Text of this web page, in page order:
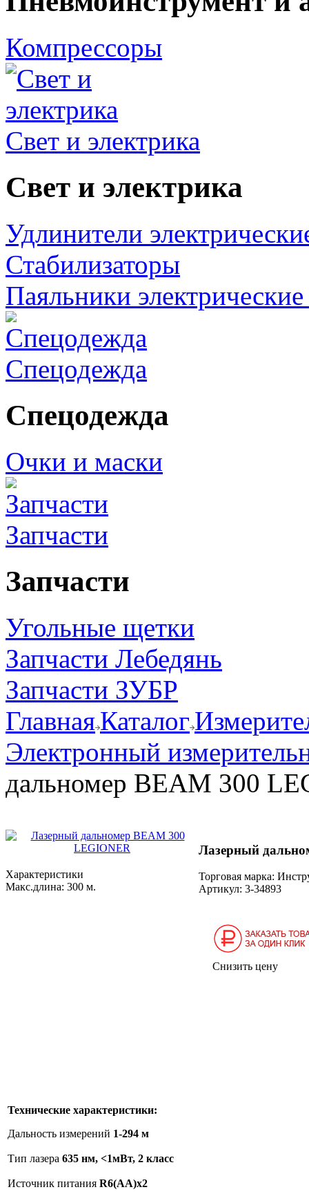
Компрессоры
Свет и электрика
Свет и электрика
Удлинители
Стабилизаторы
Паяльники
Спецодежда
Спецодежда
Очки и маски
Запчасти
Запчасти
Угольные щетки
Запчасти Лебедянь
Запчасти ЗУБР
ГлавнаяКаталог
Электронный
дальномер BEAM 300
Характеристики
Макс.длина: 300 м.
Лазерный
Торговая марка:
Артикул: 3-34893
Снизить цену
Технические характеристики:
Дальность измерений 1-294 м
Тип лазера 635 нм, <1мВт, 2 класс
Источник питания R6(AA)x2